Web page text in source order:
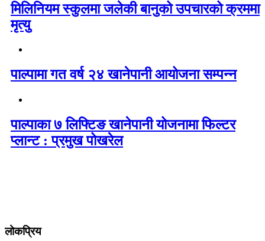
मिलिनियम स्कुलमा जलेकी बानुको उपचारको क्रममा
मृत्यु
पाल्पामा गत वर्ष २४ खानेपानी आयोजना सम्पन्न
पाल्पाका ७ लिफ्टिङ खानेपानी योजनामा फिल्टर
प्लान्ट : प्रमुख पोखरेल
लोकप्रिय